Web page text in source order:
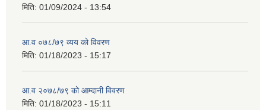
मिति: 01/09/2024 - 13:54
आ.व ०७८/७९ व्यय को विवरण
मिति: 01/18/2023 - 15:17
आ.व २०७८/७९ को आम्दानी विवरण
मिति: 01/18/2023 - 15:11